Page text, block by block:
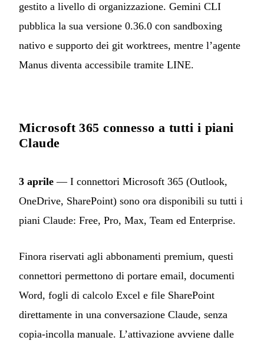
gestito a livello di organizzazione. Gemini CLI
pubblica la sua versione 0.36.0 con sandboxing
nativo e supporto dei git worktrees, mentre l’agente
Manus diventa accessibile tramite LINE.
Microsoft 365 connesso a tutti i piani
Claude
3 aprile — I connettori Microsoft 365 (Outlook,
OneDrive, SharePoint) sono ora disponibili su tutti i
piani Claude: Free, Pro, Max, Team ed Enterprise.
Finora riservati agli abbonamenti premium, questi
connettori permettono di portare email, documenti
Word, fogli di calcolo Excel e file SharePoint
direttamente in una conversazione Claude, senza
copia-incolla manuale. L’attivazione avviene dalle